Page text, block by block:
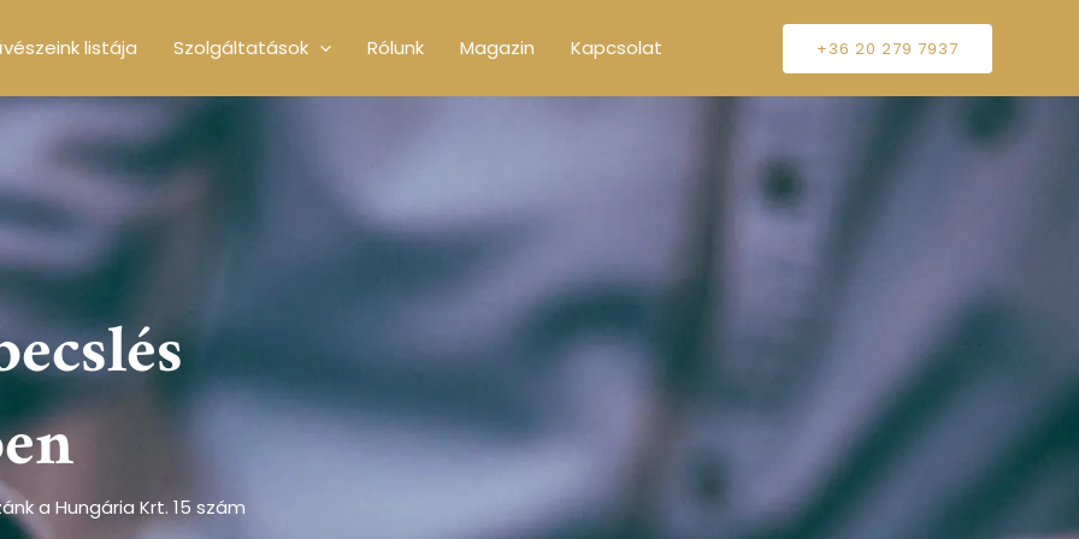
listája Szolgáltatások Rólunk Magazin Kapcsolat +36 20 279 7937
a Hungária Krt. 15 szám